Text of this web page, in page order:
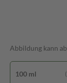
Abbildung kann
100 ml